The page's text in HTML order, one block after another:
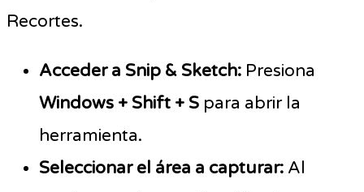
Recortes.
Acceder a Snip & Sketch: Presiona
Windows + Shift + S para abrir la
herramienta.
Seleccionar el área a capturar: Al